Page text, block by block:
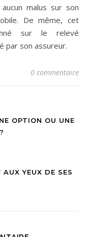
malus sur son
De même, cet
sur le relevé
par son assureur.
0 commentaire
OPTION OU UNE
YEUX DE SES